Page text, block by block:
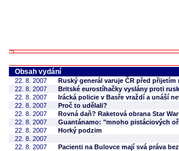
Obsah vydání
22. 8. 2007
Ruský generál varuje ČR před přijetím
22. 8. 2007
Britské eurostíhačky vyslány proti
22. 8. 2007
Irácká policie v Basře vraždí a unáší
22. 8. 2007
Proč to udělali?
22. 8. 2007
Rovná daň? Raketová obrana Star
22. 8. 2007
Guantánamo: "mnoho pistáciových
22. 8. 2007
Horký podzim
22. 8. 2007
22. 8. 2007
Pacienti na Bulovce mají svá práva